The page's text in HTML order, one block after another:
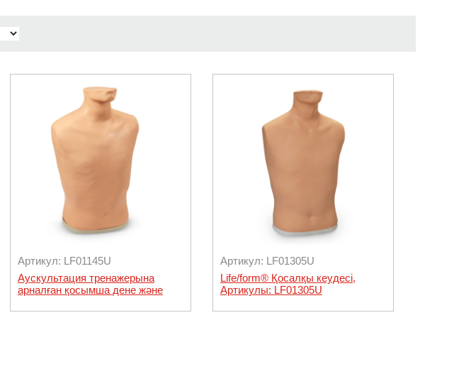
Артикул: LF01145U
Аускультация тренажерына
арналған қосымша дене және
Артикул: LF01305U
Life/form® Қосалқы кеудесі,
Артикулы: LF01305U